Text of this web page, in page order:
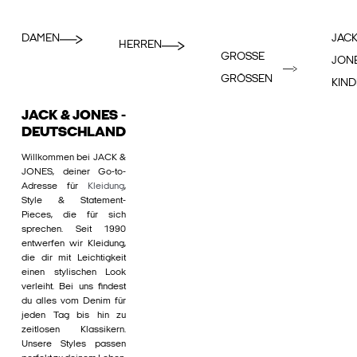
DAMEN
HERREN
GROSSE
GRÖSSEN
JACK & JONES -
DEUTSCHLAND
Willkommen bei JACK &
JONES, deiner Go-to-
Adresse für
Kleidung,
Style & Statement-
Pieces, die für sich
sprechen. Seit 1990
entwerfen wir Kleidung,
die dir mit Leichtigkeit
einen stylischen Look
verleiht. Bei uns findest
du alles vom Denim für
jeden Tag bis hin zu
zeitlosen Klassikern.
Unsere Styles passen